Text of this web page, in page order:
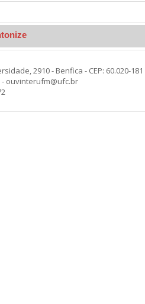
2910 - Benfica - CEP: 60.020-181
- ouvinterufm@ufc.br